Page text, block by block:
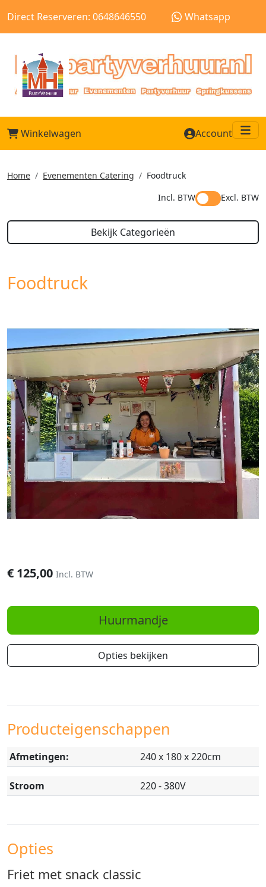
Direct Reserveren: 0648646550 Whatsapp
Winkelwagen Account
Home Evenementen Catering
Foodtruck
Incl. BTW
Excl. BTW
Bekijk Categorieën
Foodtruck
€ 125,00 Incl. BTW
Huurmandje
Opties bekijken
Producteigenschappen
Afmetingen: 240 x 180 x 220cm
Stroom 220 - 380V
Opties
Friet met snack classic